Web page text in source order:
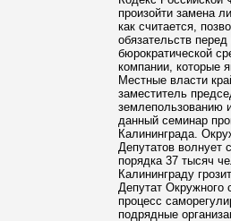
произойти замена
как считается,
обязательств
бюрократической
компании, которые
Местные власти
заместитель
землепользованию
данный семинар
Калининграда.
Депутатов волнует
порядка 37 тысяч
Калининграду
Депутат Окружного
процесс
подрядные